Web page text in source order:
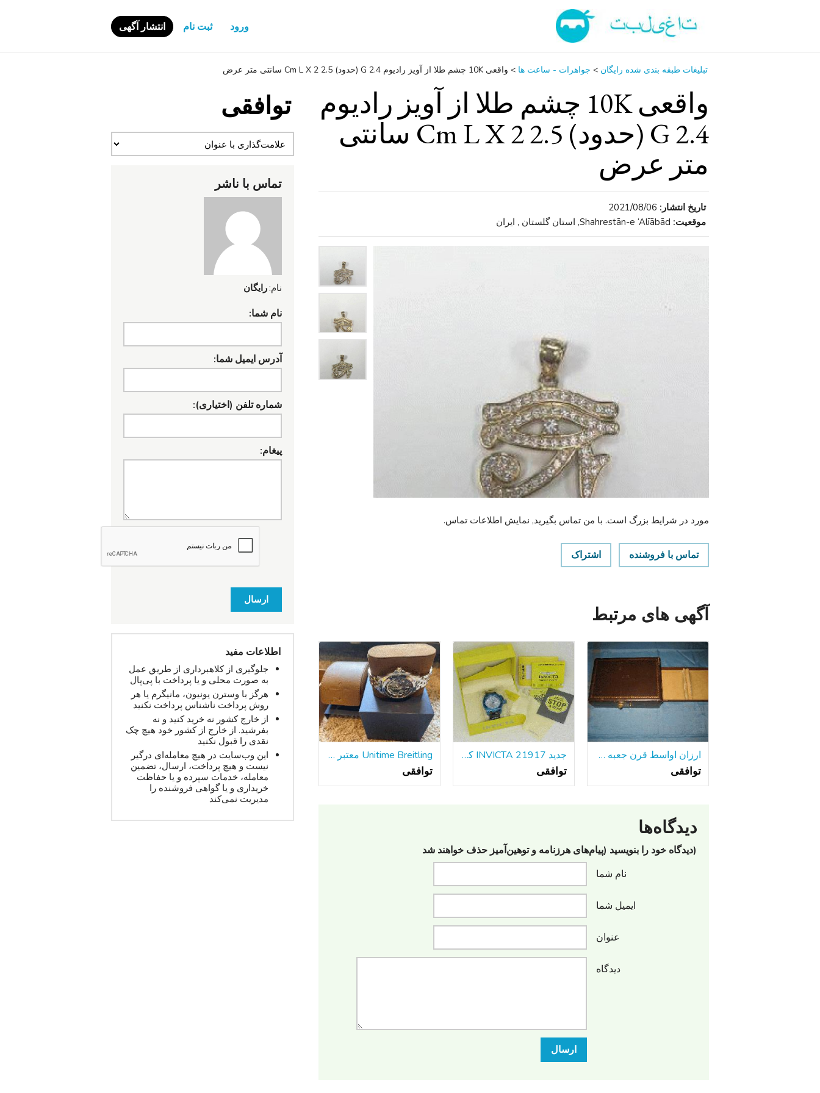
ورود ثبت نام انتشار آگهی
تبلیغات طبقه بندی شده رایگان > جواهرات - ساعت ‌ها > واقعی 10K چشم طلا از آویز رادیوم 2.4 G (حدود) 2.5 Cm L X 2 سانتی متر عرض
واقعی 10K چشم طلا از آویز رادیوم
2.4 G (حدود) 2.5 Cm L X 2 سانتی
متر عرض
تاریخ انتشار: 2021/08/06
موقعیت: Shahrestān-e ‘Alīābād, استان گلستان , ایران
مورد در شرایط بزرگ است. با من تماس بگیرید, نمایش اطلاعات تماس.
تماس با فروشنده اشتراک
آگهی های مرتبط
ارزان اواسط قرن جعبه طلا و جواهر
توافقی
جدید INVICTA 21917 کوردوبا مردانه دیده بان آبی SS 50mm مورد تاریخ کوارتز
توافقی
Unitime Breitling معتبر با دستبند فولادی w / جعبه و مقالات
توافقی
دیدگاه‌ها
(دیدگاه خود را بنویسید (پیام‌های هرزنامه‌ و توهین‌آمیز حذف خواهند شد
نام شما
ایمیل شما
عنوان
دیدگاه
ارسال
توافقی
تماس با ناشر
نام: رایگان
نام شما:
آدرس ایمیل شما:
شماره تلفن (اختیاری):
پیغام:
ارسال
اطلاعات مفید
جلوگیری از کلاهبرداری از طریق عمل
به صورت محلی و یا پرداخت با پی‌پال
هرگز با وسترن یونیون، مانیگرم یا هر
روش پرداخت ناشناس پرداخت نکنید
از خارج کشور نه خرید کنید و نه
بفرشید. از خارج از کشور خود هیچ چک
نقدی را قبول نکنید
این وب‌سایت در هیچ معامله‌ای درگیر
نیست و هیچ پرداخت، ارسال، تضمین
معامله، خدمات سپرده و یا حفاظت
خریداری و یا گواهی فروشنده را
مدیریت نمی‌کند